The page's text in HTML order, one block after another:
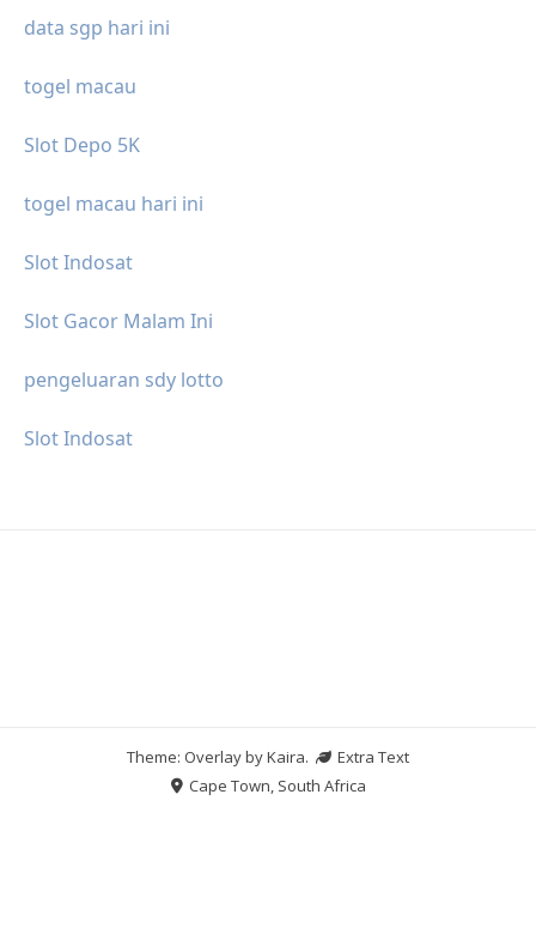
data sgp hari ini
togel macau
Slot Depo 5K
togel macau hari ini
Slot Indosat
Slot Gacor Malam Ini
pengeluaran sdy lotto
Slot Indosat
Theme: Overlay byKaira.
Extra Text
Cape Town, South Africa